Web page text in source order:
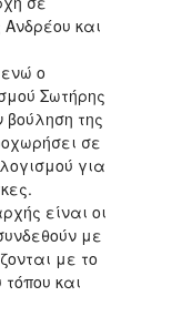
και
ο
Σωτήρης
βούληση της
σε
για
είναι οι
με
με το
και